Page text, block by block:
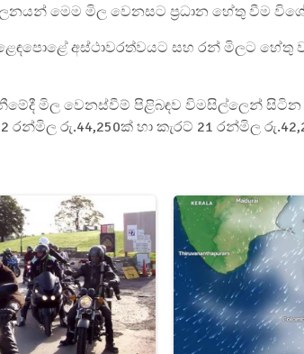
මෙම මිල වෙනසට ප්‍රධාන හේතු වීම
අස්ථාවරත්වයට සහ රන් මිලට
මිල වෙනස්වීම් පිළිබඳව විමසිල්ලෙන් සිටින
රන්මිල රු.44,250ක් හා කැරට් 21 රන්මිල